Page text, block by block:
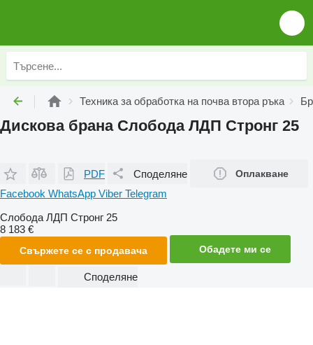
Техника за обработка на почва втора ръка
Дискова брана Слобода ЛДП Стронг 25
PDF Споделяне Оплакване
Facebook WhatsApp Viber Telegram
Слобода ЛДП Стронг 25
8 183 €
Свържете се с продавача Обадете ми се
Споделяне